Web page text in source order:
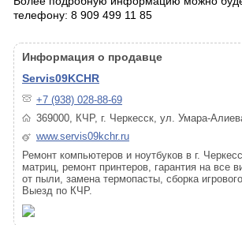
телефону: 8 909 499 11 85
Информация о продавце
Servis09KCHR
+7 (938) 028-88-69
369000, КЧР, г. Черкесск, ул. Умара-
www.servis09kchr.ru
Ремонт компьютеров и ноутбуков в г.
матриц, ремонт принтеров, гарантия на все
от пыли, замена термопасты, сборка
Выезд по КЧР.